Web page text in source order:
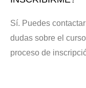
Sí. Puedes
dudas sobre el
proceso de